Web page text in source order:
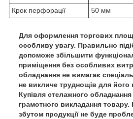
Крок перфорації
50 мм
Для оформлення торгових площ
особливу увагу. Правильно
допоможе збільшити
приміщення без особливих
обладнання не вимагає
не викличе труднощів для його
Купівля стелажного
грамотного викладання товару.
збутом продукції не буде